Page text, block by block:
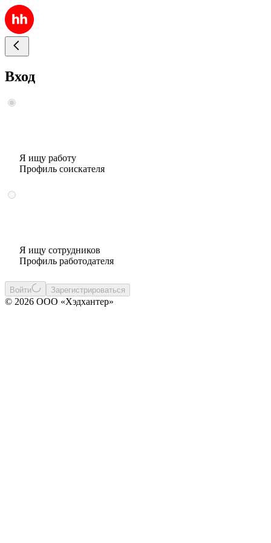
Вход
Я ищу работу
Профиль соискателя
Я ищу сотрудников
Профиль работодателя
Войти Зарегистрироваться
© 2026 ООО «Хэдхантер»